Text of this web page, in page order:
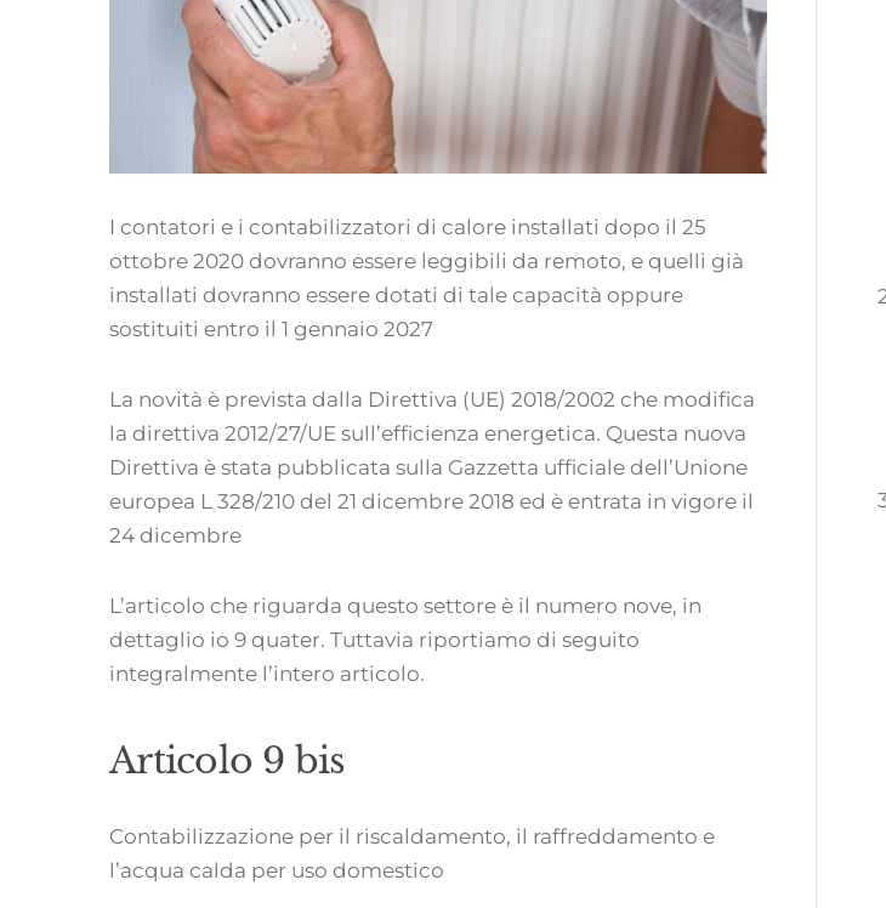
I contatori e i contabilizzatori di calore installati dopo il 25
ottobre 2020 dovranno essere leggibili da remoto, e quelli già
installati dovranno essere dotati di tale capacità oppure
sostituiti entro il 1 gennaio 2027
La novità è prevista dalla Direttiva (UE) 2018/2002 che modifica
la direttiva 2012/27/UE sull’efficienza energetica. Questa nuova
Direttiva è stata pubblicata sulla Gazzetta ufficiale dell’Unione
europea L 328/210 del 21 dicembre 2018 ed è entrata in vigore il
24 dicembre
L’articolo che riguarda questo settore è il numero nove, in
dettaglio io 9 quater. Tuttavia riportiamo di seguito
integralmente l’intero articolo.
Articolo 9 bis
Contabilizzazione per il riscaldamento, il raffreddamento e
l’acqua calda per uso domestico